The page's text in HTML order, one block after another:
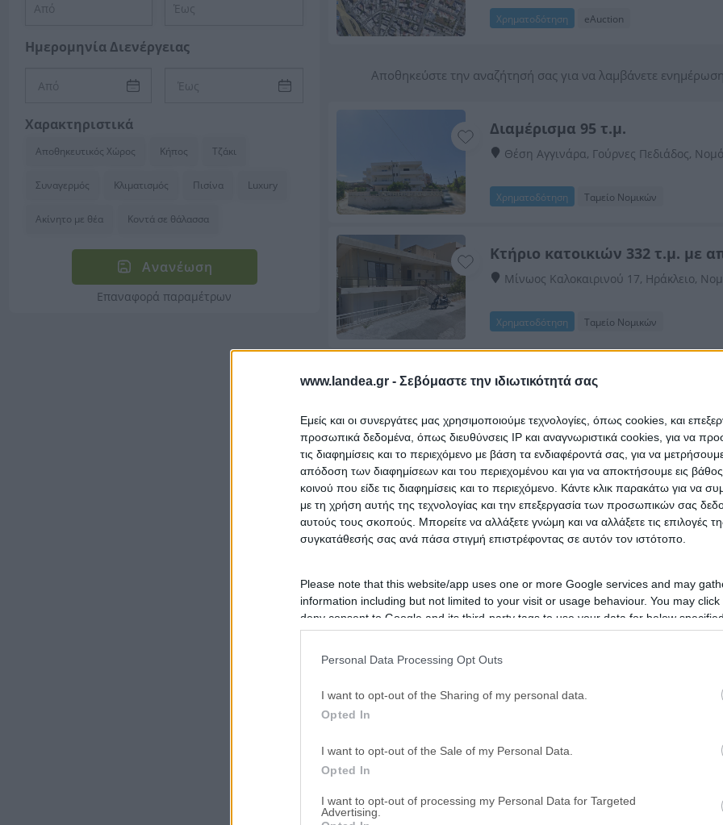
www.landea.gr - Σεβόμαστε την ιδιωτικότητά σας
Εμείς και οι συνεργάτες μας χρησιμοποιούμε τεχνολογίες, όπως cookies, και
προσωπικά δεδομένα, όπως διευθύνσεις IP και αναγνωριστικά cookies, για να
τις διαφημίσεις και το περιεχόμενο με βάση τα ενδιαφέροντά σας, για να
απόδοση των διαφημίσεων και του περιεχομένου και για να αποκτήσουμε εις
κοινού που είδε τις διαφημίσεις και το περιεχόμενο. Κάντε κλικ παρακάτω για να
με τη χρήση αυτής της τεχνολογίας και την επεξεργασία των προσωπικών σας
αυτούς τους σκοπούς. Μπορείτε να αλλάξετε γνώμη και να αλλάξετε τις επιλογές
συγκατάθεσής σας ανά πάσα στιγμή επιστρέφοντας σε αυτόν τον ιστότοπο.
Please note that this website/app uses one or more Google services and may
information including but not limited to your visit or usage behaviour. You may
deny consent to Google and its third-party tags to use your data for below
in below Google consent section.
Personal Data Processing Opt Outs
I want to opt-out of the Sharing of my personal data.
Opted In
I want to opt-out of the Sale of my Personal Data.
Opted In
I want to opt-out of processing my Personal Data for Targeted
Advertising.
Ημερομηνία Διενέργειας
Χαρακτηριστικά
Αποθηκευτικός Χώρος Κήπος Τζάκι
Συναγερμός Κλιματισμός Πισίνα Luxury
Ακίνητο με θέα Κοντά σε θάλασσα
Ανανέωση
Επαναφορά παραμέτρων
Χρηματοδότηση eAuction
Αποθηκεύστε την αναζήτησή σας για να λαμβάνετε
Διαμέρισμα 95 τ.μ.
Θέση Αγγινάρα, Γούρνες Πεδιάδος,
Χρηματοδότηση Ταμείο Νομικών
Κτήριο κατοικιών 332 τ.μ. με
Μίνωος Καλοκαιρινού 17, Ηράκλειο,
Χρηματοδότηση Ταμείο Νομικών
Μονοκατοικία 110 τ.μ.
HOT Χρηματοδότηση eAuction
Διαμέρισμα 49 τ.μ.
Δημοσθένους, Πόρος Ηρακλείου, Νομός
Διαμέρισμα 128 τ.μ.
Οικονόμου, Άγιος Ιωάννης
HOT Χρηματοδότηση
Διαμέρισμα 101 τ.μ.